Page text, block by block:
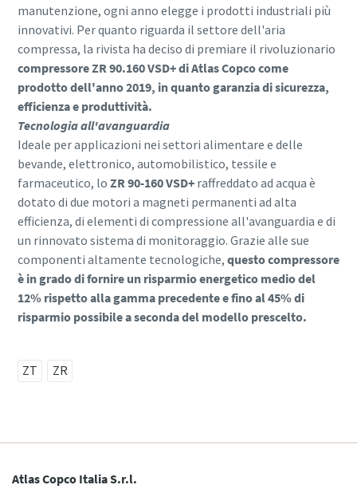
10 passaggi verso una produzione più
ecologica ed efficiente
Riduzione delle emissioni di carbonio per una produzione
ecologica: tutto quello che c'è da sapere
Per saperne di più
manutenzione, ogni anno elegge i prodotti industriali più
innovativi. Per quanto riguarda il settore dell'aria
compressa, la rivista ha deciso di premiare il rivoluzionario
compressore ZR 90.160 VSD+ di Atlas Copco come
prodotto dell'anno 2019, in quanto garanzia di sicurezza,
efficienza e produttività.
Tecnologia all'avanguardia
Ideale per applicazioni nei settori alimentare e delle
bevande, elettronico, automobilistico, tessile e
farmaceutico, lo ZR 90-160 VSD+raffreddato ad acqua è
dotato di due motori a magneti permanenti ad alta
efficienza, di elementi di compressione all'avanguardia e di
un rinnovato sistema di monitoraggio. Grazie alle sue
componenti altamente tecnologiche, questo compressore
è in grado di fornire un risparmio energetico medio del
12% rispetto alla gamma precedente e fino al 45% di
risparmio possibile a seconda del modello prescelto.
ZT ZR
Atlas Copco Italia S.r.l.